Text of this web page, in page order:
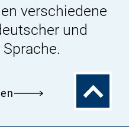
n
k
verschiedene
und
Zum